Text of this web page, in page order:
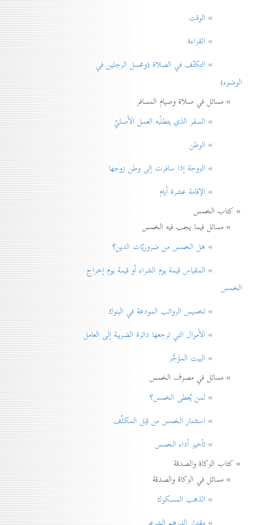
» الوقت
» القراءة
» التكتّف في الصلاة (وغسل الرجلين في
الوضوء)
» مسائل في صلاة وصيام المسافر
» السفر الذي يتطلّبه العمل الأصليّ
» الوطن
» الزوجة إذا سافرت إلی وطن زوجها
» الإقامة عشرة أيام
» كتاب الخمس
» مسائل فيما يجب فيه الخمس
» هل الخمس من ضروريّات الدين؟
» المقياس قيمة يوم الشراء أو قيمة يوم إخراج
الخمس
» تخميس الرواتب المودعة في البنوك
» الأموال التي ترجعها دائرة الضريبة إلی العامل
» البيت المؤَجَّر
» مسائل في مصرف الخمس
» لمن يُعطی الخمس؟
» استثمار الخمس من قِبَل المكلّف
» تأخير أداء الخمس
» كتاب الزكاة والصدقة
» مسائل في الزكاة والصدقة
» الذهب المسكوك